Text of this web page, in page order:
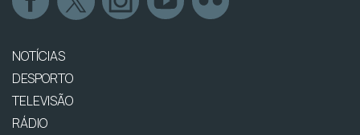
NOTÍCIAS
DESPORTO
TELEVISÃO
RÁDIO